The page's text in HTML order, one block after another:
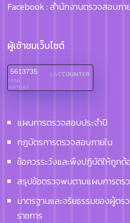
Facebook : สำนักงานตรวจสอบภา
ผู้เช้าชมเว็บไซต์
5613735
TOTAL
VISITORS
แผนการตรวจสอบประจำปี
กฎบัตรการตรวจสอบภายใน
ข้อควรระวังและพึงปฏิบัติให้ถูกต้
สรุปข้อตรวจพบตามแผนการตร
มาตรฐานและจริยธรรมของผู้ตร
ราชการ